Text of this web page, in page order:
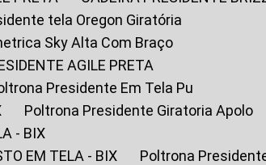
tela Oregon Giratória
Sky Alta Com Braço
AGILE PRETA
Presidente Em Tela Pu
Poltrona Presidente Giratoria Apolo
- BIX
EM TELA - BIX
Poltrona